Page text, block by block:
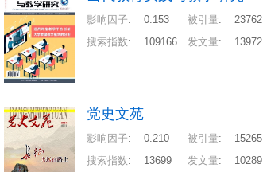
影响因子: 0.153 被引量:
23762
搜索指数: 109166 发文量: 13972
党史文苑
影响因子: 0.210 被引量:
15265
搜索指数: 13699 发文量: 10289